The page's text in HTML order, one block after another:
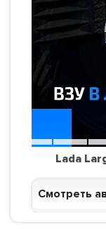
Lada
Смотреть